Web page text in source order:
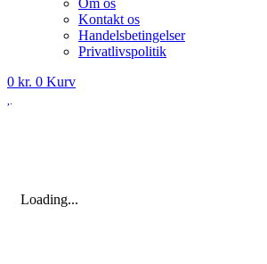
Om os
Kontakt os
Handelsbetingelser
Privatlivspolitik
0 kr. 0 Kurv
Loading...